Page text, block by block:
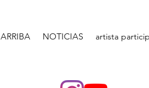
ARRIBA NOTICIAS artista